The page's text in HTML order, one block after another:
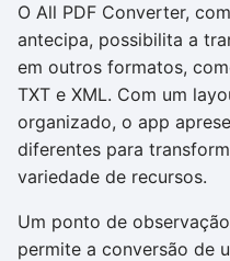
O All PDF Converter,
antecipa, possibilita a
em outros formatos,
TXT e XML. Com um
organizado, o app
diferentes para
variedade de recursos.
Um ponto de
permite a conversão de